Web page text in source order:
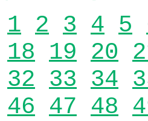
1 2 3 4 5
18 19 20
32 33 34
46 47 48